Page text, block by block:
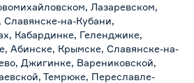
Лазаревском,
на-Кубани,
Кабардинке, Геленджике,
Абинске, Крымске, Славянске-на-
Джигинке, Варениковской,
Темрюке, Переславле-